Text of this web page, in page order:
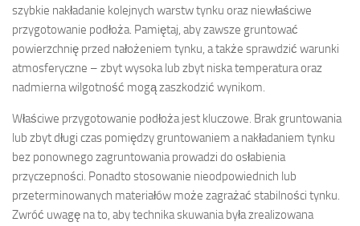
szybkie nakładanie kolejnych warstw tynku oraz niewłaściwe
przygotowanie podłoża. Pamiętaj, aby zawsze gruntować
powierzchnię przed nałożeniem tynku, a także sprawdzić warunki
atmosferyczne – zbyt wysoka lub zbyt niska temperatura oraz
nadmierna wilgotność mogą zaszkodzić wynikom.
Właściwe przygotowanie podłoża jest kluczowe. Brak gruntowania
lub zbyt długi czas pomiędzy gruntowaniem a nakładaniem tynku
bez ponownego zagruntowania prowadzi do osłabienia
przyczepności. Ponadto stosowanie nieodpowiednich lub
przeterminowanych materiałów może zagrażać stabilności tynku.
Zwróć uwagę na to, aby technika skuwania była zrealizowana